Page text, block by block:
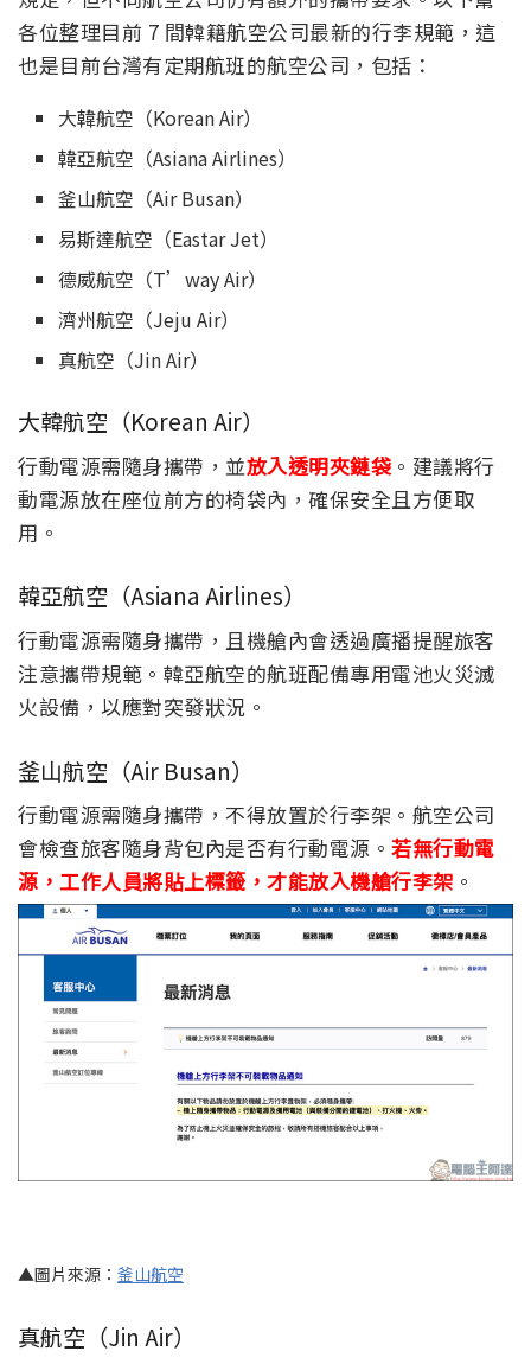
各位整理目前 7 間韓籍航空公司最新的行李規範，這
也是目前台灣有定期航班的航空公司，包括：
大韓航空（Korean Air）
韓亞航空（Asiana Airlines）
釜山航空（Air Busan）
易斯達航空（Eastar Jet）
德威航空（T’way Air）
濟州航空（Jeju Air）
真航空（Jin Air）
大韓航空（Korean Air）
行動電源需隨身攜帶，並放入透明夾鏈袋 。建議將行
動電源放在座位前方的椅袋內，確保安全且方便取
用。
韓亞航空（Asiana Airlines）
行動電源需隨身攜帶，且機艙內會透過廣播提醒旅客
注意攜帶規範。韓亞航空的航班配備專用電池火災滅
火設備，以應對突發狀況。
釜山航空（Air Busan）
行動電源需隨身攜帶，不得放置於行李架。航空公司
會檢查旅客隨身背包內是否有行動電源。 若無行動電
源，工作人員將貼上標籤，才能放入機艙行李架 。
▲圖片來源： 釜山航空
真航空（Jin Air）